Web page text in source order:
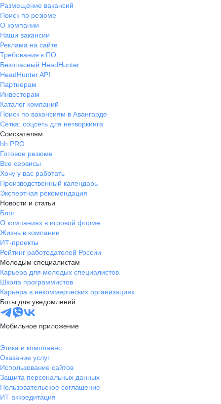
Размещение вакансий
Поиск по резюме
О компании
Наши вакансии
Реклама на сайте
Требования к ПО
Безопасный HeadHunter
HeadHunter API
Партнерам
Инвесторам
Каталог компаний
Поиск по вакансиям в Авангарде
Сетка: соцсеть для нетворкинга
Соискателям
hh PRO
Готовое резюме
Все сервисы
Хочу у вас работать
Производственный календарь
Экспертная рекомендация
Новости и статьи
Блог
О компаниях в игровой форме
Жизнь в компании
ИТ-проекты
Рейтинг работодателей России
Молодым специалистам
Карьера для молодых специалистов
Школа программистов
Карьера в некоммерческих организациях
Боты для уведомлений
Мобильное приложение
Этика и комплаенс
Оказание услуг
Использование сайтов
Защита персональных данных
Пользовательское соглашение
ИТ аккредитация